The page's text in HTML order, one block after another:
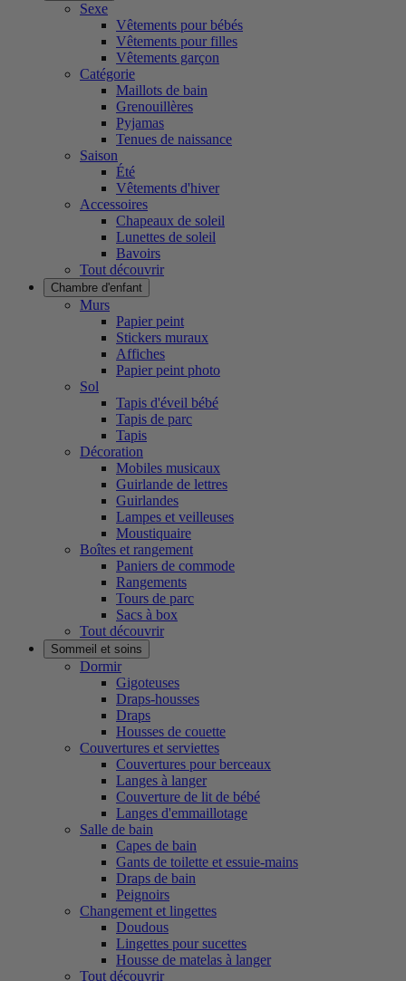
Sexe
Vêtements pour bébés
Vêtements pour filles
Vêtements garçon
Catégorie
Maillots de bain
Grenouillères
Pyjamas
Tenues de naissance
Saison
Été
Vêtements d'hiver
Accessoires
Chapeaux de soleil
Lunettes de soleil
Bavoirs
Tout découvrir
Chambre d'enfant
Murs
Papier peint
Stickers muraux
Affiches
Papier peint photo
Sol
Tapis d'éveil bébé
Tapis de parc
Tapis
Décoration
Mobiles musicaux
Guirlande de lettres
Guirlandes
Lampes et veilleuses
Moustiquaire
Boîtes et rangement
Paniers de commode
Rangements
Tours de parc
Sacs à box
Tout découvrir
Sommeil et soins
Dormir
Gigoteuses
Draps-housses
Draps
Housses de couette
Couvertures et serviettes
Couvertures pour berceaux
Langes à langer
Couverture de lit de bébé
Langes d'emmaillotage
Salle de bain
Capes de bain
Gants de toilette et essuie-mains
Draps de bain
Peignoirs
Changement et lingettes
Doudous
Lingettes pour sucettes
Housse de matelas à langer
Tout découvrir